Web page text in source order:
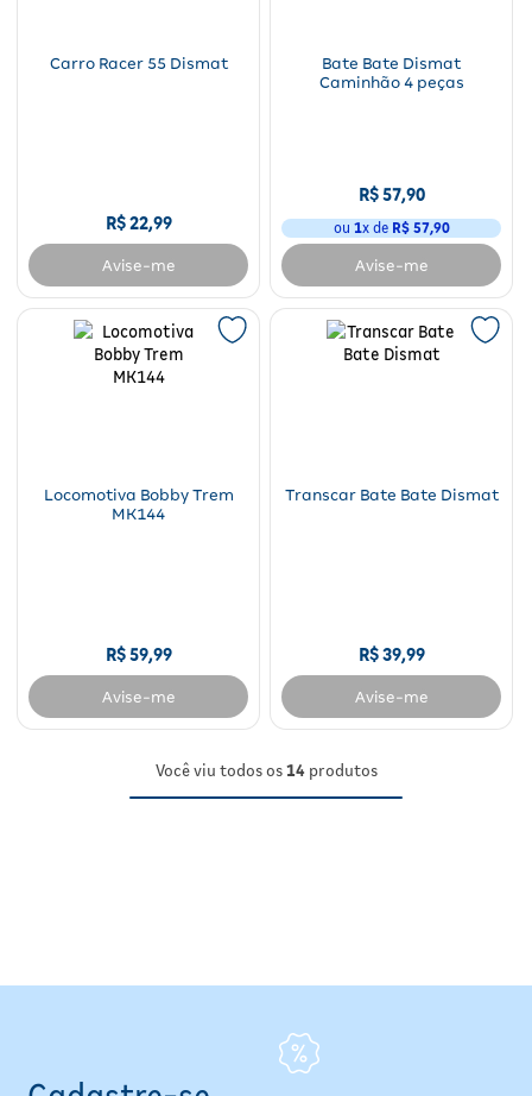
Carro Racer 55 Dismat
R$22,99
Avise-me
Bate Bate Dismat
Caminhão 4 peças
R$57,90
ou 1x de R$ 57,90
Avise-me
Locomotiva Bobby Trem
MK144
R$59,99
Avise-me
Transcar Bate Bate Dismat
R$39,99
Avise-me
Você viu todos os14produtos